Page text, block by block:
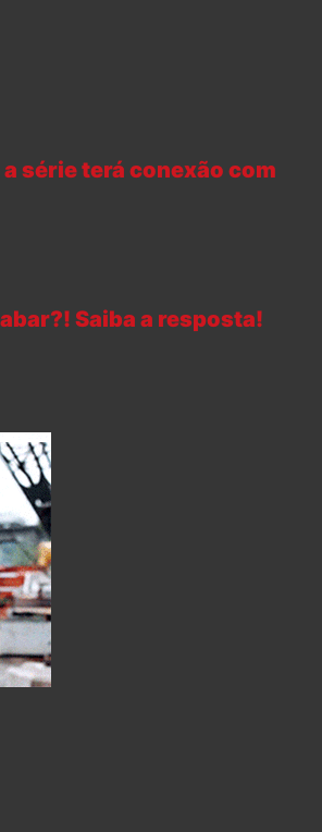
série terá conexão com
Saiba a resposta!